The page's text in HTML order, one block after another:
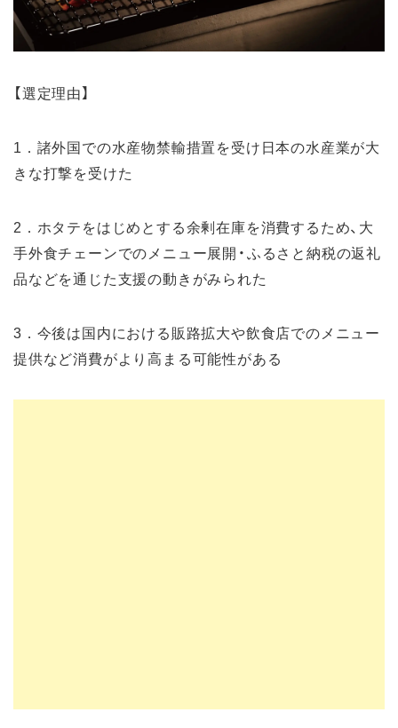
【選定理由】
1．諸外国での水産物禁輸措置を受け日本の水産業が大
きな打撃を受けた
2．ホタテをはじめとする余剰在庫を消費するため、大
手外食チェーンでのメニュー展開・ふるさと納税の返礼
品などを通じた支援の動きがみられた
3．今後は国内における販路拡大や飲食店でのメニュー
提供など消費がより高まる可能性がある